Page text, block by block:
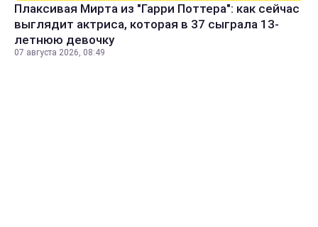
Плаксивая Мирта из "Гарри Поттера": как сейчас
выглядит актриса, которая в 37 сыграла 13-
летнюю девочку
07 августа 2026, 08:49